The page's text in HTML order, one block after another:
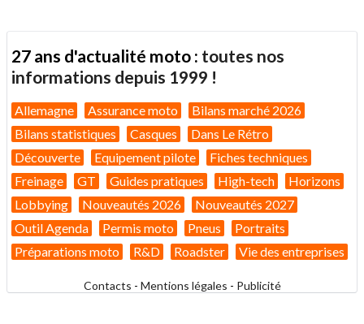
27 ans d'actualité moto : toutes nos
informations depuis 1999 !
Allemagne Assurance moto
Bilans marché 2026
Bilans statistiques
Casques
Dans Le Rétro
Découverte
Equipement pilote
Fiches techniques
Freinage
GT Guides pratiques High-tech
Horizons
Lobbying
Nouveautés 2026
Nouveautés 2027
Outil Agenda
Permis moto Pneus
Portraits
Préparations moto
R&D Roadster Vie des entreprises
Contacts - Mentions légales - Publicité